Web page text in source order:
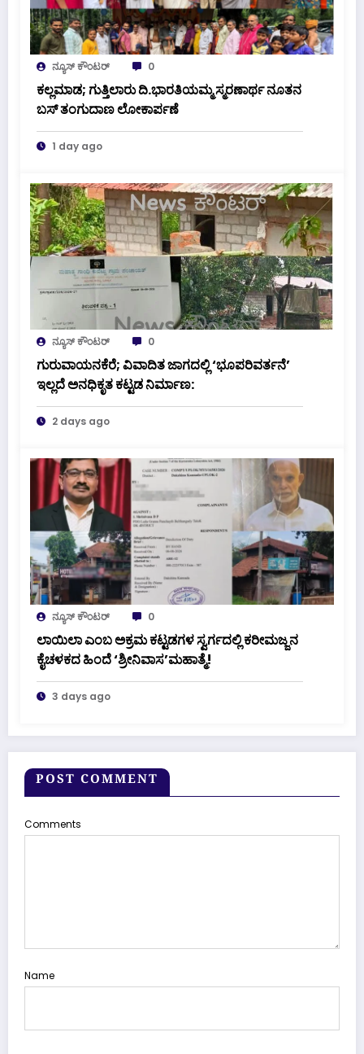
ನ್ಯೂಸ್ ಕೌಂಟರ್ 0
ಕಲ್ಲಮಾಡ; ಗುತ್ತಿಲಾರು ದಿ.ಭಾರತಿಯಮ್ಮ ಸ್ಮರಣಾರ್ಥ ನೂತನ
ಬಸ್ ತಂಗುದಾಣ ಲೋಕಾರ್ಪಣೆ
1 day ago
ನ್ಯೂಸ್ ಕೌಂಟರ್ 0
ಗುರುವಾಯನಕೆರೆ; ವಿವಾದಿತ ಜಾಗದಲ್ಲಿ ‘ಭೂಪರಿವರ್ತನೆ’
ಇಲ್ಲದೆ ಅನಧಿಕೃತ ಕಟ್ಟಡ ನಿರ್ಮಾಣ:
2 days ago
ನ್ಯೂಸ್ ಕೌಂಟರ್ 0
ಲಾಯಿಲಾ ಎಂಬ ಅಕ್ರಮ ಕಟ್ಟಡಗಳ ಸ್ವರ್ಗದಲ್ಲಿ ಕರೀಮಜ್ಜನ
ಕೈಚಳಕದ ಹಿಂದೆ ‘ಶ್ರೀನಿವಾಸ’ಮಹಾತ್ಮೆ!
3 days ago
POST COMMENT
Comments
Name